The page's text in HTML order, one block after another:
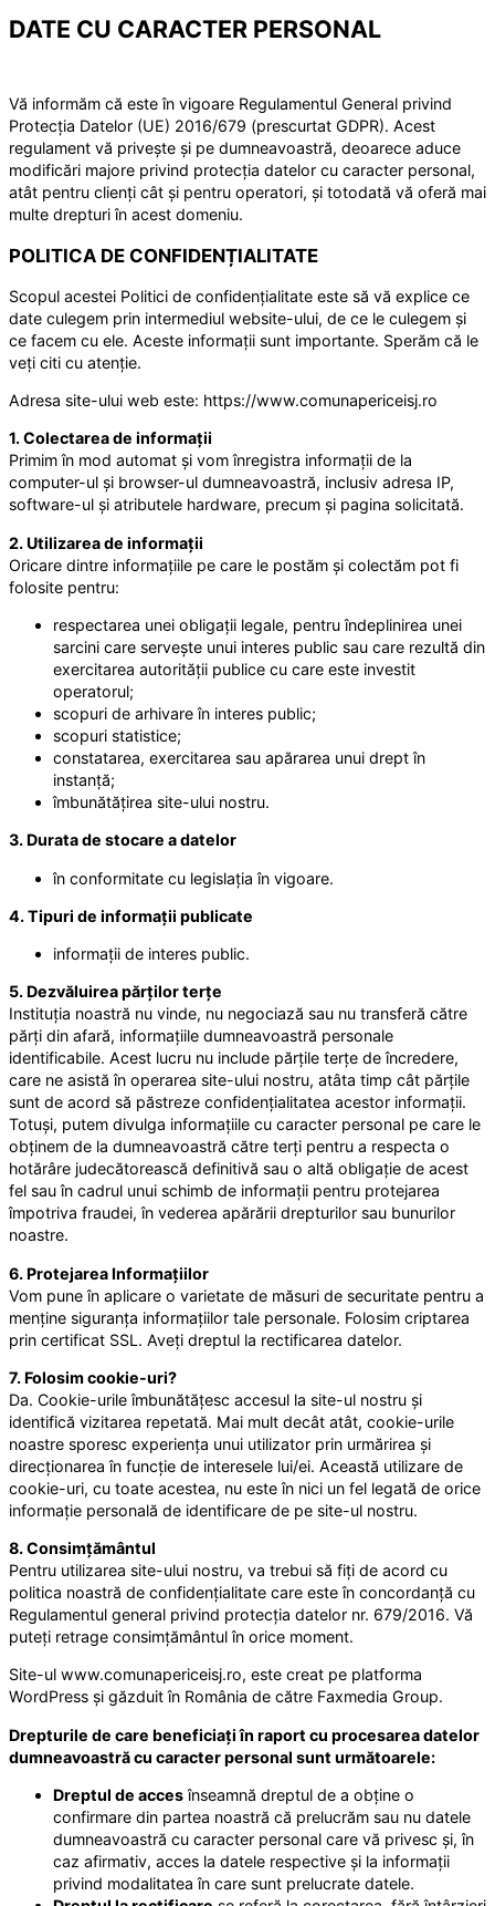
DATE CU CARACTER PERSONAL
Vă informăm că este în vigoare Regulamentul General privind
Protecția Datelor (UE) 2016/679 (prescurtat GDPR). Acest
regulament vă privește și pe dumneavoastră, deoarece aduce
modificări majore privind protecția datelor cu caracter personal,
atât pentru clienți cât și pentru operatori, și totodată vă oferă mai
multe drepturi în acest domeniu.
POLITICA DE CONFIDENȚIALITATE
Scopul acestei Politici de confidențialitate este să vă explice ce
date culegem prin intermediul website-ului, de ce le culegem și
ce facem cu ele. Aceste informații sunt importante. Sperăm că le
veți citi cu atenție.
Adresa site-ului web este: https://www.comunapericeisj.ro
1. Colectarea de informații
Primim în mod automat și vom înregistra informații de la
computer-ul și browser-ul dumneavoastră, inclusiv adresa IP,
software-ul și atributele hardware, precum și pagina solicitată.
2. Utilizarea de informații
Oricare dintre informațiile pe care le postăm și colectăm pot fi
folosite pentru:
respectarea unei obligații legale, pentru îndeplinirea unei
sarcini care servește unui interes public sau care rezultă din
exercitarea autorității publice cu care este investit
operatorul;
scopuri de arhivare în interes public;
scopuri statistice;
constatarea, exercitarea sau apărarea unui drept în
instanță;
îmbunătățirea site-ului nostru.
3. Durata de stocare a datelor
în conformitate cu legislația în vigoare.
4. Tipuri de informații publicate
informații de interes public.
5. Dezvăluirea părților terțe
Instituția noastră nu vinde, nu negociază sau nu transferă către
părți din afară, informațiile dumneavoastră personale
identificabile. Acest lucru nu include părțile terțe de încredere,
care ne asistă în operarea site-ului nostru, atâta timp cât părțile
sunt de acord să păstreze confidențialitatea acestor informații.
Totuși, putem divulga informațiile cu caracter personal pe care le
obținem de la dumneavoastră către terți pentru a respecta o
hotărâre judecătorească definitivă sau o altă obligație de acest
fel sau în cadrul unui schimb de informații pentru protejarea
împotriva fraudei, în vederea apărării drepturilor sau bunurilor
noastre.
6. Protejarea Informațiilor
Vom pune în aplicare o varietate de măsuri de securitate pentru a
menține siguranța informațiilor tale personale. Folosim criptarea
prin certificat SSL. Aveți dreptul la rectificarea datelor.
7. Folosim cookie-uri?
Da. Cookie-urile îmbunătățesc accesul la site-ul nostru și
identifică vizitarea repetată. Mai mult decât atât, cookie-urile
noastre sporesc experiența unui utilizator prin urmărirea și
direcționarea în funcție de interesele lui/ei. Această utilizare de
cookie-uri, cu toate acestea, nu este în nici un fel legată de orice
informație personală de identificare de pe site-ul nostru.
8. Consimțământul
Pentru utilizarea site-ului nostru, va trebui să fiți de acord cu
politica noastră de confidențialitate care este în concordanță cu
Regulamentul general privind protecția datelor nr. 679/2016. Vă
puteți retrage consimțământul în orice moment.
Site-ul www.comunapericeisj.ro, este creat pe platforma
WordPress și găzduit în România de către Faxmedia Group.
Drepturile de care beneficiați în raport cu procesarea datelor
dumneavoastră cu caracter personal sunt următoarele:
Dreptul de accesînseamnă dreptul de a obține o
confirmare din partea noastră că prelucrăm sau nu datele
dumneavoastră cu caracter personal care vă privesc și, în
caz afirmativ, acces la datele respective și la informații
privind modalitatea în care sunt prelucrate datele.